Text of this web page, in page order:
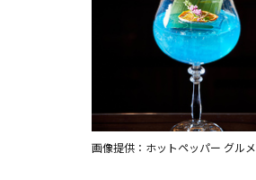
画像提供：ホットペッパー グルメ